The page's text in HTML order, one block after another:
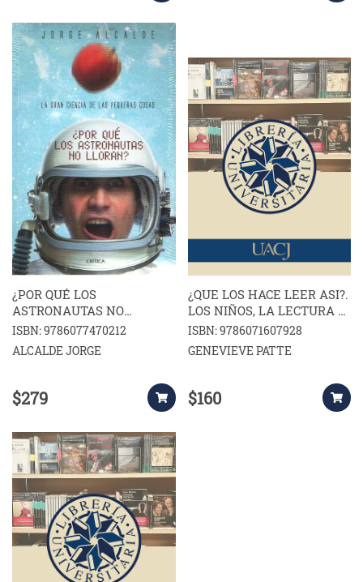
¿POR QUÉ LOS
ASTRONAUTAS NO
LLORAN?
ISBN: 9786077470212
ALCALDE JORGE
$279
¿QUE LOS HACE LEER ASI?.
LOS NIÑOS, LA LECTURA Y
LAS BIBLIOTECAS
ISBN: 9786071607928
GENEVIEVE PATTE
$160